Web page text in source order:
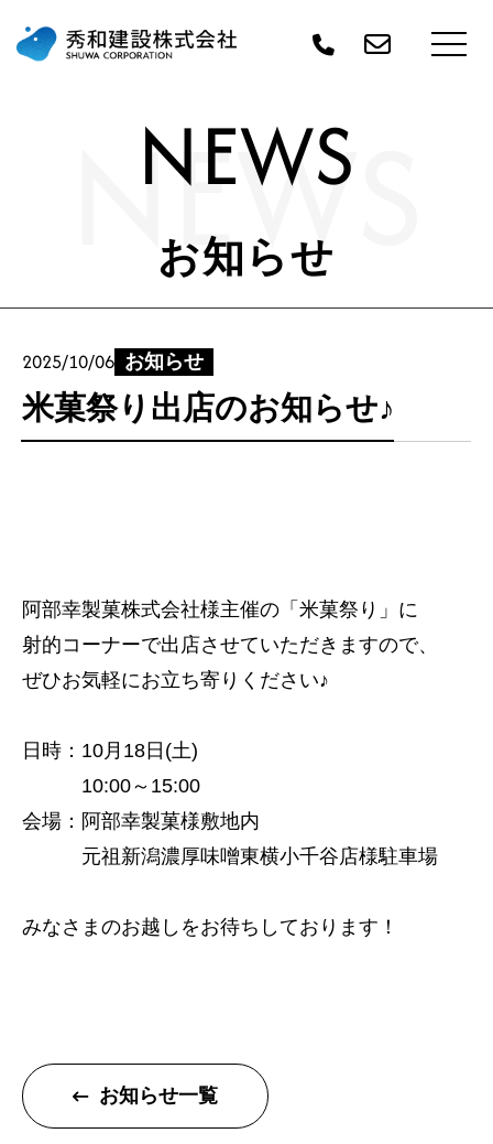
トップページ
NEWS
NEWS
お知らせ
2025/10/06 お知らせ
米菓祭り出店のお知らせ♪
阿部幸製菓株式会社様主催の「米菓祭り」に
射的コーナーで出店させていただきますので、
ぜひお気軽にお立ち寄りください♪
日時：10月18日(土)
10:00～15:00
会場：阿部幸製菓様敷地内
元祖新潟濃厚味噌東横小千谷店様駐車場
みなさまのお越しをお待ちしております！
お知らせ一覧